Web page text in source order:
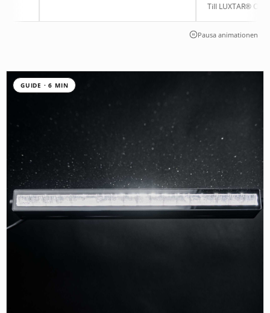
Till LUXTAR® Onyx | 9012
Pausa animationen
GUIDE · 6 MIN